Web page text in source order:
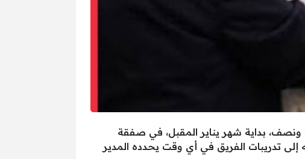
بشكل رسمي عن تعاقده مع اللاعب محمود عبد المنعم “كهربا”، لمدة 4 سنوات ونصف، بداية شهر يناير المقبل، في صفقة
تدريبات الفريق في أي وقت يحدده المدير